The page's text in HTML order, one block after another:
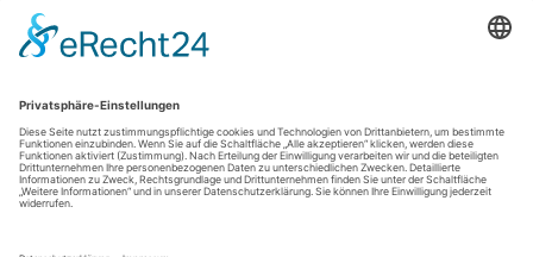
M
D
1
2
3
4 5 6 7 8
9